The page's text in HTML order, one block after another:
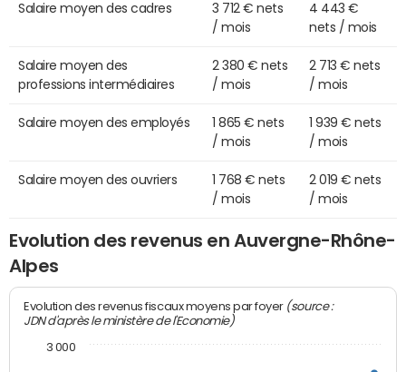
Salaire moyen des cadres
3 712 € nets
/ mois
4 443 €
nets / mois
Salaire moyen des
professions intermédiaires
2 380 € nets
/ mois
2 713 € nets
/ mois
Salaire moyen des employés
1 865 € nets
/ mois
1 939 € nets
/ mois
Salaire moyen des ouvriers
1 768 € nets
/ mois
2 019 € nets
/ mois
Evolution des revenus en Auvergne-Rhône-
Alpes
Evolution des revenus fiscaux moyens par foyer (source :
JDN d'après le ministère de l'Economie)
3 000